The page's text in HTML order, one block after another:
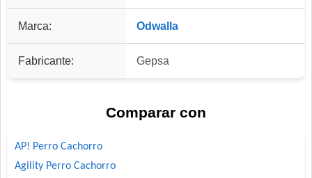
Marca: Odwalla
Fabricante: Gepsa
Comparar con
AP! Perro Cachorro
Agility Perro Cachorro